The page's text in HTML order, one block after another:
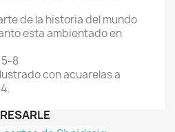
de la historia del mundo
esta ambientado en
8
con acuarelas a